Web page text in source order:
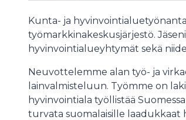
Kunta- ja
työmarkkinakeskusjärjestö.
hyvinvointialueyhtymät sekä
Neuvottelemme alan työ- ja
lainvalmisteluun. Työmme on
hyvinvointiala työllistää
turvata suomalaisille laadukkaat